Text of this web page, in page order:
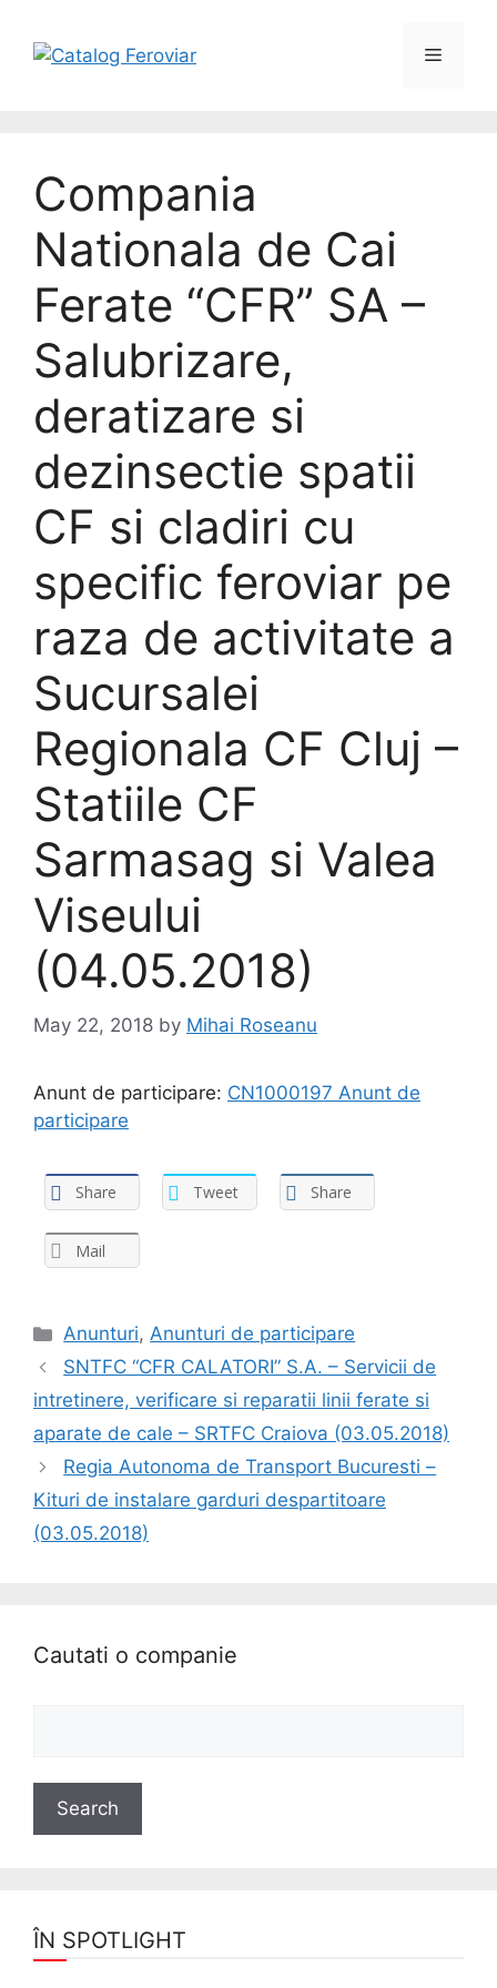
Compania
Nationala de Cai
Ferate “CFR” SA –
Salubrizare,
deratizare si
dezinsectie spatii
CF si cladiri cu
specific feroviar pe
raza de activitate a
Sucursalei
Regionala CF Cluj –
Statiile CF
Sarmasag si Valea
Viseului
(04.05.2018)
May 22, 2018 by Mihai Roseanu
Anunt de participare: CN1000197 Anunt de
participare
Share Tweet Share
Mail
Anunturi,Anunturi de participare
SNTFC “CFR CALATORI” S.A. – Servicii de
intretinere, verificare si reparatii linii ferate si
aparate de cale – SRTFC Craiova (03.05.2018)
Regia Autonoma de Transport Bucuresti –
Kituri de instalare garduri despartitoare
(03.05.2018)
Cautati o companie
ÎN SPOTLIGHT